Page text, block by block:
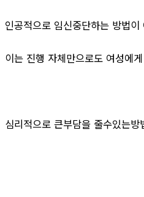
인공적으로 임신중단하는 방법이
이는 진행 자체만으로도 여성에
심리적으로 큰부담을 줄수있는방